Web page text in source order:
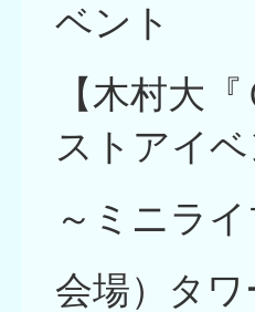
ベント
【木村大
ストアイベ
～ミニラ
会場）タ